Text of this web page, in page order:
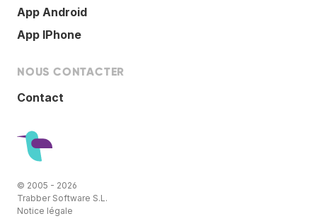
App Android
App IPhone
NOUS CONTACTER
Contact
© 2005 - 2026
Trabber Software S.L.
Notice légale